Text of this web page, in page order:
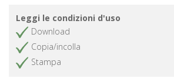
Leggi le condizioni d'uso
Download
Copia/incolla
Stampa